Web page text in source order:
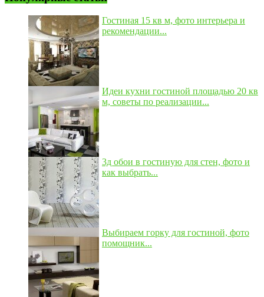
Гостиная 15 кв м, фото интерьера и
рекомендации...
Идеи кухни гостиной площадью 20 кв
м, советы по реализации...
3д обои в гостиную для стен, фото и
как выбрать...
Выбираем горку для гостиной, фото
помощник...